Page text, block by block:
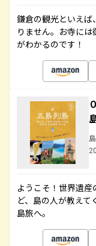
鎌倉の観光といえば
りません。お寺に
がわかるのです！
ようこそ！世界遺
ど、島の人が教えて
島旅へ。